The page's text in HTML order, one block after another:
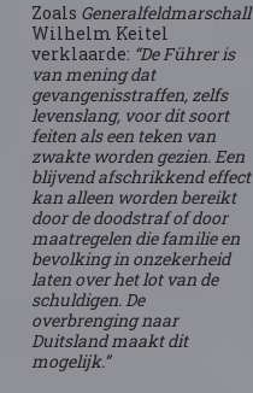
Zoals Generalfeldmarschall
Wilhelm Keitel
verklaarde: “De Führer is
van mening dat
gevangenisstraffen, zelfs
levenslang, voor dit soort
feiten als een teken van
zwakte worden gezien. Een
blijvend afschrikkend effect
kan alleen worden bereikt
door de doodstraf of door
maatregelen die familie en
bevolking in onzekerheid
laten over het lot van de
schuldigen. De
overbrenging naar
Duitsland maakt dit
mogelijk.”